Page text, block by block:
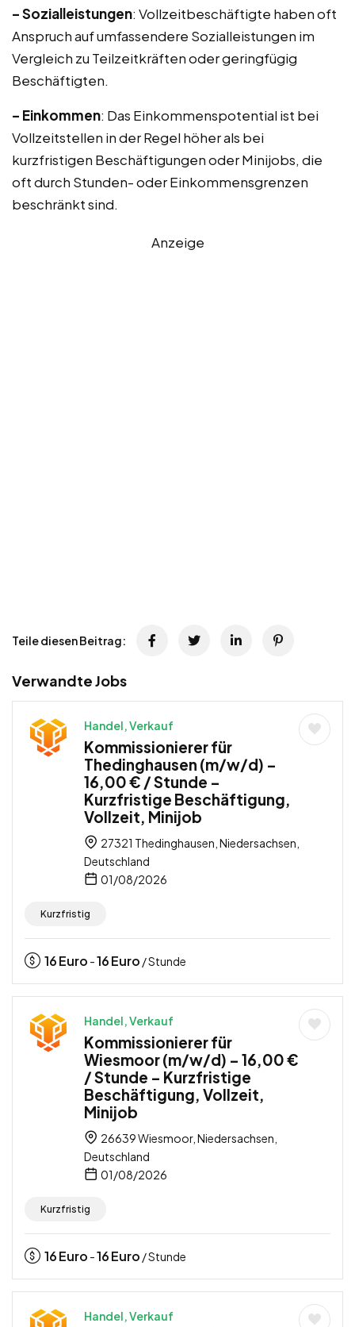
– Sozialleistungen: Vollzeitbeschäftigte haben oft
Anspruch auf umfassendere Sozialleistungen im
Vergleich zu Teilzeitkräften oder geringfügig
Beschäftigten.
– Einkommen: Das Einkommenspotential ist bei
Vollzeitstellen in der Regel höher als bei
kurzfristigen Beschäftigungen oder Minijobs, die
oft durch Stunden- oder Einkommensgrenzen
beschränkt sind.
Anzeige
Teile diesen Beitrag:
Verwandte Jobs
Handel, Verkauf
Kommissionierer für
Thedinghausen (m/w/d) –
16,00 € / Stunde –
Kurzfristige Beschäftigung,
Vollzeit, Minijob
27321 Thedinghausen, Niedersachsen,
Deutschland
01/08/2026
Kurzfristig
16Euro -16Euro / Stunde
Handel, Verkauf
Kommissionierer für
Wiesmoor (m/w/d) – 16,00 €
/ Stunde – Kurzfristige
Beschäftigung, Vollzeit,
Minijob
26639 Wiesmoor, Niedersachsen,
Deutschland
01/08/2026
Kurzfristig
16Euro -16Euro / Stunde
Handel, Verkauf